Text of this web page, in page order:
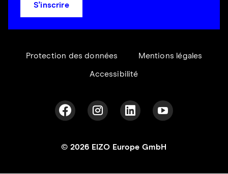
S'inscrire
Protection des données Mentions légales
Accessibilité
© 2026 EIZO Europe GmbH